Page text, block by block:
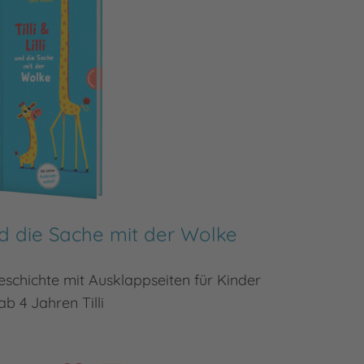
die Sache mit der Wolke
mit Ausklappseiten für Kinder
4 Jahren Tilli